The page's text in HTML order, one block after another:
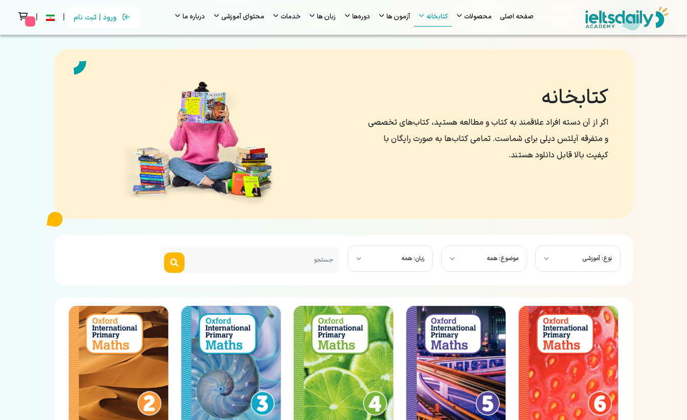
صفحه اصلی محصولات کتابخانه آزمون ها دوره‌ها زبان ها خدمات محتوای آموزشی درباره ما ورود | ثبت نام |
|
کتابخانه
اگر از آن دسته افراد علاقمند به کتاب و مطالعه هستید، کتاب‌های تخصصی
و متفرقه آیلتس دیلی برای شماست. تمامی کتاب‌ها به صورت رایگان با
کیفیت بالا قابل دانلود هستند.
نوع: آموزشی موضوع: همه زبان: همه